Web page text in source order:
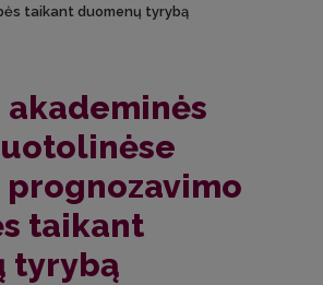
taikant duomenų tyrybą
taikant
tyrybą